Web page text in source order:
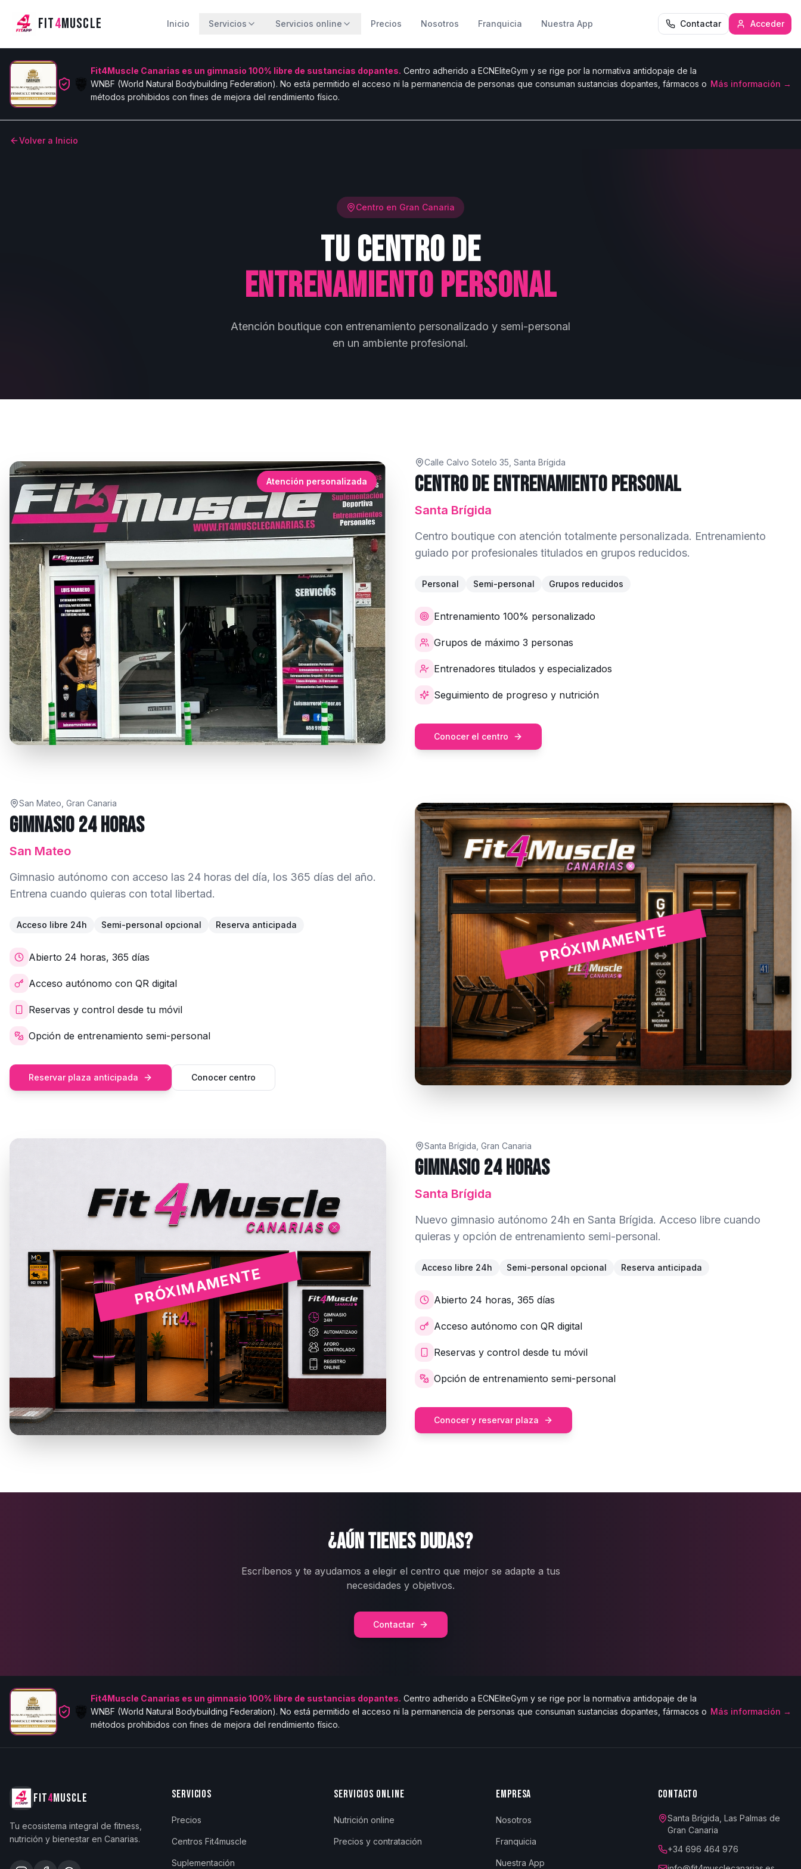
FIT4MUSCLE Inicio Servicios Servicios online Precios Nosotros Franquicia Nuestra App Contactar Acceder
Fit4Muscle Canarias es un gimnasio 100% libre de sustancias dopantes. Centro adherido a ECNEliteGym y se rige por la normativa antidopaje de la
WNBF (World Natural Bodybuilding Federation). No está permitido el acceso ni la permanencia de personas que consuman sustancias dopantes, fármacos o
métodos prohibidos con fines de mejora del rendimiento físico.
Más información →
Volver a Inicio
Centro en Gran Canaria
Tu centro de
entrenamiento personal
Atención boutique con entrenamiento personalizado y semi-personal
en un ambiente profesional.
Atención personalizada
Calle Calvo Sotelo 35, Santa Brígida
Centro de Entrenamiento Personal
Santa Brígida
Centro boutique con atención totalmente personalizada. Entrenamiento
guiado por profesionales titulados en grupos reducidos.
Personal Semi-personal Grupos reducidos
Entrenamiento 100% personalizado
Grupos de máximo 3 personas
Entrenadores titulados y especializados
Seguimiento de progreso y nutrición
Conocer el centro
PRÓXIMAMENTE
San Mateo, Gran Canaria
Gimnasio 24 Horas
San Mateo
Gimnasio autónomo con acceso las 24 horas del día, los 365 días del año.
Entrena cuando quieras con total libertad.
Acceso libre 24h Semi-personal opcional Reserva anticipada
Abierto 24 horas, 365 días
Acceso autónomo con QR digital
Reservas y control desde tu móvil
Opción de entrenamiento semi-personal
Reservar plaza anticipada Conocer centro
PRÓXIMAMENTE
Santa Brígida, Gran Canaria
Gimnasio 24 Horas
Santa Brígida
Nuevo gimnasio autónomo 24h en Santa Brígida. Acceso libre cuando
quieras y opción de entrenamiento semi-personal.
Acceso libre 24h Semi-personal opcional Reserva anticipada
Abierto 24 horas, 365 días
Acceso autónomo con QR digital
Reservas y control desde tu móvil
Opción de entrenamiento semi-personal
Conocer y reservar plaza
¿Aún tienes dudas?
Escríbenos y te ayudamos a elegir el centro que mejor se adapte a tus
necesidades y objetivos.
Contactar
Fit4Muscle Canarias es un gimnasio 100% libre de sustancias dopantes. Centro adherido a ECNEliteGym y se rige por la normativa antidopaje de la
WNBF (World Natural Bodybuilding Federation). No está permitido el acceso ni la permanencia de personas que consuman sustancias dopantes, fármacos o
métodos prohibidos con fines de mejora del rendimiento físico.
Más información →
FIT4MUSCLE
Tu ecosistema integral de fitness,
nutrición y bienestar en Canarias.
SERVICIOS
Precios
Centros Fit4muscle
Suplementación
SERVICIOS ONLINE
Nutrición online
Precios y contratación
EMPRESA
Nosotros
Franquicia
Nuestra App
CONTACTO
Santa Brígida, Las Palmas de
Gran Canaria
+34 696 464 976